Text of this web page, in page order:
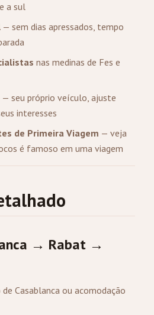
a sul
— sem dias apressados, tempo
nas medinas de Fes e
— seu próprio veículo, ajuste
interesses
de Primeira Viagem — veja
é famoso em uma viagem
→ Rabat →
Casablanca ou acomodação